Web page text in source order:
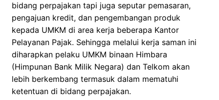
bidang perpajakan tapi juga seputar pemasaran,
pengajuan kredit, dan pengembangan produk
kepada UMKM di area kerja beberapa Kantor
Pelayanan Pajak. Sehingga melalui kerja saman ini
diharapkan pelaku UMKM binaan Himbara
(Himpunan Bank Milik Negara) dan Telkom akan
lebih berkembang termasuk dalam mematuhi
ketentuan di bidang perpajakan.